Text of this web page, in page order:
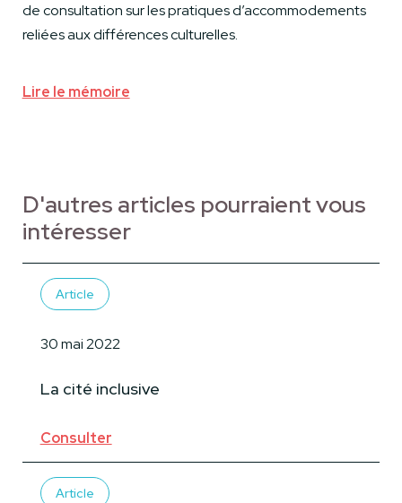
de consultation sur les pratiques d’accommodements
reliées aux différences culturelles.
Lire le mémoire
D'autres articles pourraient vous
intéresser
La cité inclusive
Article
30 mai 2022
Consulter
Article